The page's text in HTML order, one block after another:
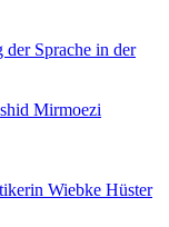
Sprache in der
Mirmoezi
Wiebke Hüster